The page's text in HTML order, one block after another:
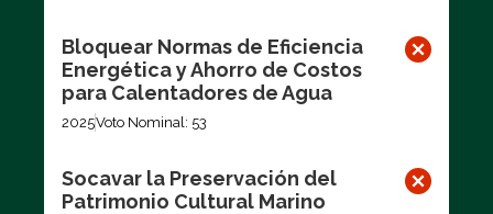
Bloquear Normas de Eficiencia
Energética y Ahorro de Costos
para Calentadores de Agua
2025Voto Nominal: 53
Socavar la Preservación del
Patrimonio Cultural Marino